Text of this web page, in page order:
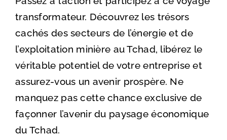
transformateur. Découvrez les trésors
cachés des secteurs de l’énergie et de
l’exploitation minière au Tchad, libérez le
véritable potentiel de votre entreprise et
assurez-vous un avenir prospère. Ne
manquez pas cette chance exclusive de
façonner l’avenir du paysage économique
du Tchad.